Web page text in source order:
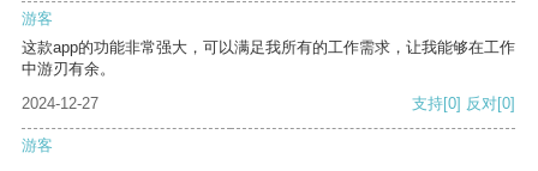
游客
这款app的功能非常强大，可以满足我所有的工作需求，让我能够在工作
中游刃有余。
2024-12-27
支持[0] 反对[0]
游客